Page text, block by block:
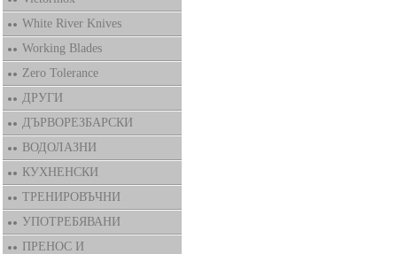
White River Knives
Working Blades
Zero Tolerance
ДРУГИ
ДЪРВОРЕЗБАРСКИ
ВОДОЛАЗНИ
КУХНЕНСКИ
ТРЕНИРОВЪЧНИ
УПОТРЕБЯВАНИ
ПРЕНОС И